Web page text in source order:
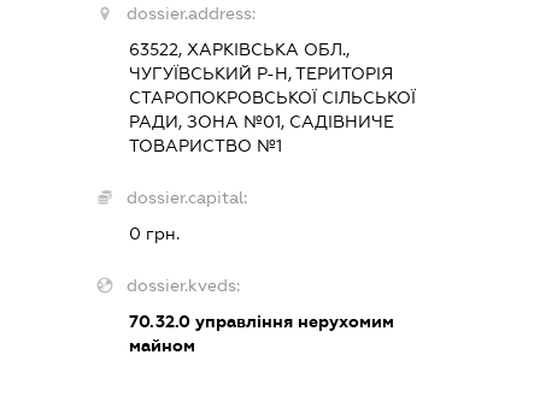
dossier.address:
63522, ХАРКІВСЬКА ОБЛ.,
ЧУГУЇВСЬКИЙ Р-Н, ТЕРИТОРІЯ
СТАРОПОКРОВСЬКОЇ СІЛЬСЬКОЇ
РАДИ, ЗОНА №01, САДІВНИЧЕ
ТОВАРИСТВО №1
dossier.capital:
0 грн.
dossier.kveds:
70.32.0управління нерухомим
майном